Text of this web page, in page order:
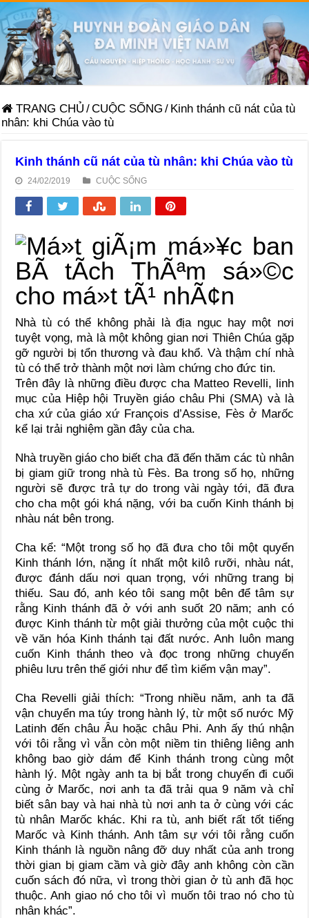
TRANG CHỦ /CUỘC SỐNG / Kinh thánh cũ nát của tù
nhân: khi Chúa vào tù
Kinh thánh cũ nát của tù nhân: khi Chúa vào tù
24/02/2019 CUỘC SỐNG
Nhà tù có thể không phải là địa ngục hay một nơi
tuyệt vọng, mà là một không gian nơi Thiên Chúa gặp
gỡ người bị tổn thương và đau khổ. Và thậm chí nhà
tù có thể trở thành một nơi làm chứng cho đức tin.
Trên đây là những điều được cha Matteo Revelli, linh
mục của Hiệp hội Truyền giáo châu Phi (SMA) và là
cha xứ của giáo xứ François d’Assise, Fès ở Marốc
kể lại trải nghiệm gần đây của cha.
Nhà truyền giáo cho biết cha đã đến thăm các tù nhân
bị giam giữ trong nhà tù Fès. Ba trong số họ, những
người sẽ được trả tự do trong vài ngày tới, đã đưa
cho cha một gói khá nặng, với ba cuốn Kinh thánh bị
nhàu nát bên trong.
Cha kể: “Một trong số họ đã đưa cho tôi một quyển
Kinh thánh lớn, nặng ít nhất một kilô rưỡi, nhàu nát,
được đánh dấu nơi quan trọng, với những trang bị
thiếu. Sau đó, anh kéo tôi sang một bên để tâm sự
rằng Kinh thánh đã ở với anh suốt 20 năm; anh có
được Kinh thánh từ một giải thưởng của một cuộc thi
về văn hóa Kinh thánh tại đất nước. Anh luôn mang
cuốn Kinh thánh theo và đọc trong những chuyến
phiêu lưu trên thế giới như để tìm kiếm vận may”.
Cha Revelli giải thích: “Trong nhiều năm, anh ta đã
vận chuyển ma túy trong hành lý, từ một số nước Mỹ
Latinh đến châu Âu hoặc châu Phi. Anh ấy thú nhận
với tôi rằng vì vẫn còn một niềm tin thiêng liêng anh
không bao giờ dám để Kinh thánh trong cùng một
hành lý. Một ngày anh ta bị bắt trong chuyến đi cuối
cùng ở Marốc, nơi anh ta đã trải qua 9 năm và chỉ
biết sân bay và hai nhà tù nơi anh ta ở cùng với các
tù nhân Marốc khác. Khi ra tù, anh biết rất tốt tiếng
Marốc và Kinh thánh. Anh tâm sự với tôi rằng cuốn
Kinh thánh là nguồn nâng đỡ duy nhất của anh trong
thời gian bị giam cầm và giờ đây anh không còn cần
cuốn sách đó nữa, vì trong thời gian ở tù anh đã học
thuộc. Anh giao nó cho tôi vì muốn tôi trao nó cho tù
nhân khác”.